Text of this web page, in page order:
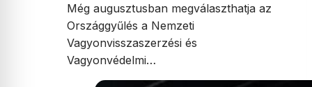
Még augusztusban megválaszthatja az
Országgyűlés a Nemzeti
Vagyonvisszaszerzési és
Vagyonvédelmi…